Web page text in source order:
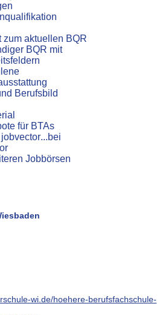
zum aktuellen BQR
BQR mit
Berufsbild
für BTAs
...bei
Jobbörsen
wi.de/hoehere-berufsfachschule-